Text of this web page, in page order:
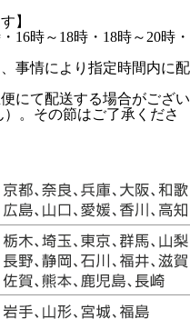
】
16時～18時・18時～20時・
事情により指定時間内に配
にて配送する場合がござい
。その節はご了承くださ